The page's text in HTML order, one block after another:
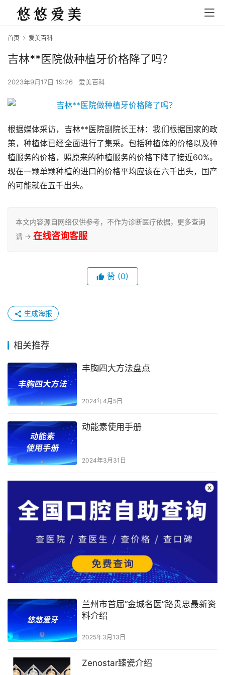
首页 爱美百科
吉林**医院做种植牙价格降了吗？
2023年9月17日 19:26 爱美百科
根据媒体采访，吉林**医院副院长王林：我们根据国家的政
策，种植体已经全面进行了集采。包括种植体的价格以及种
植服务的价格，照原来的种植服务的价格下降了接近60%。
现在一颗单颗种植的进口的价格平均应该在六千出头，国产
的可能就在五千出头。
本文内容源自网络仅供参考，不作为诊断医疗依据，更多查询
请 → 在线咨询客服
赞 (0)
生成海报
相关推荐
丰胸四大方法盘点
2024年4月5日
动能素使用手册
2024年3月31日
兰州市首届“金城名医”路贵忠最新资
料介绍
2025年3月13日
Zenostar臻瓷介绍